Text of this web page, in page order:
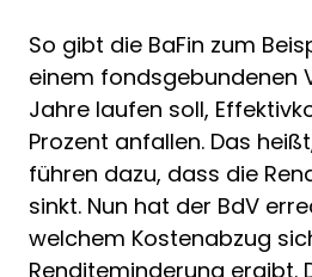
So gibt die BaFin zum
einem fondsgebundenen
Jahre laufen soll,
Prozent anfallen. Das
führen dazu, dass die
sinkt. Nun hat der BdV
welchem Kostenabzug
Renditeminderung ergibt.